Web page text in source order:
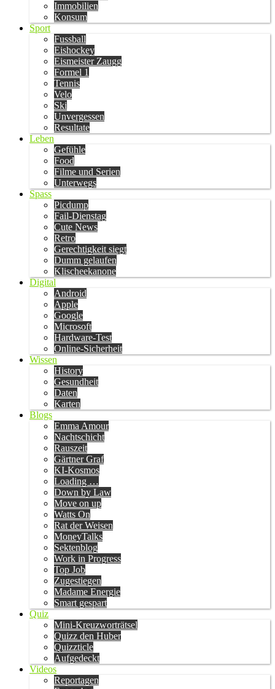
Immobilien
Konsum
Sport
Fussball
Eishockey
Eismeister Zaugg
Formel 1
Tennis
Velo
Ski
Unvergessen
Resultate
Leben
Gefühle
Food
Filme und Serien
Unterwegs
Spass
Picdump
Fail-Dienstag
Cute News
Retro
Gerechtigkeit siegt
Dumm gelaufen
Klischeekanone
Digital
Android
Apple
Google
Microsoft
Hardware-Test
Online-Sicherheit
Wissen
History
Gesundheit
Daten
Karten
Blogs
Emma Amour
Nachtschicht
Rauszeit
Gärtner Graf
KI-Kosmos
Loading …
Down by Law
Move on up
Watts On
Rat der Weisen
MoneyTalks
Sektenblog
Work in Progress
Top Job
Zugestiegen
Madame Energie
Smart gespart
Quiz
Mini-Kreuzworträtsel
Quizz den Huber
Quizzticle
Aufgedeckt
Videos
Reportagen